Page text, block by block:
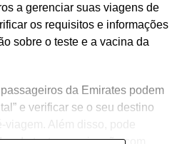
a gerenciar suas viagens de
os requisitos e informações
sobre o teste e a vacina da
da Emirates podem
e verificar se o seu destino
viagem. Além disso, pode